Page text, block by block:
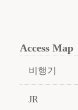
Access Map
비행기
JR